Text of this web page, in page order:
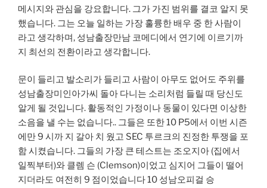
메시지와 관심을 강요합니다. 그가 가진 범위를 결코 알지 못
했습니다. 그는 오늘 일하는 가장 훌륭한 배우 중 한 사람이
라고 생각하며, 성남출장만남 코메디에서 연기에 이르기까
지 최선의 전환이라고 생각합니다.
문이 들리고 발소리가 들리고 사람이 아무도 없어도 주위를
성남출장미인아가씨 돌아 다니는 소리처럼 들릴 때 당신도
알게 될 것입니다. 활동적인 가정이나 동물이 있다면 이상한
소음을 낼 수는 없습니다.. 그들은 또한 10 P5에서 이번 시즌
에만 9 시까 지 갈아 치 웠고 SEC 투르크의 진정한 투쟁을 포
함 시켰습니다. 그들의 가장 큰 테스트는 조오지아 (집에서
일찍부터)와 클렘 슨 (Clemson)이었고 심지어 그들이 떨어
지더라도 여전히 9 점이었습니다 10 성남오피걸 승